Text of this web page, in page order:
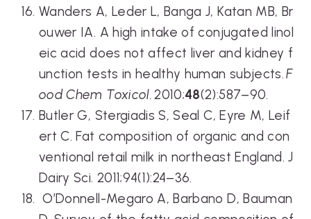
Wanders A, Leder L, Banga J, Katan MB, Br
ouwer IA. A high intake of conjugated linol
eic acid does not affect liver and kidney f
unction tests in healthy human subjects.F
ood Chem Toxicol.2010;48(2):587–90.
Butler G, Stergiadis S, Seal C, Eyre M, Leif
ert C. Fat composition of organic and con
ventional retail milk in northeast England. J
Dairy Sci. 2011;94(1):24–36.
O’Donnell-Megaro A, Barbano D, Bauman